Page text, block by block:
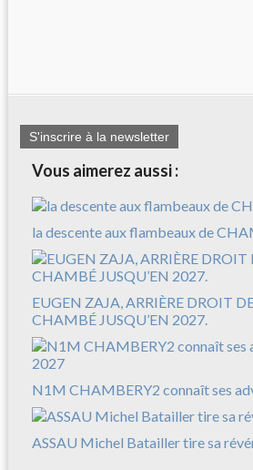
S'inscrire à la newsletter
Vous aimerez aussi :
la descente aux flambeaux de
EUGEN ZAJA, ARRIÈRE DROIT
CHAMBÉ JUSQU’EN 2027.
N1M CHAMBERY2 connaît ses
ASSAU Michel Batailler tire sa